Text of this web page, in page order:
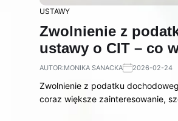
USTAWY
Zwolnienie z
ustawy o CIT – co
AUTOR:MONIKA SANACKA 2026-02-24
Zwolnienie z podatku
coraz większe zainteresowanie,